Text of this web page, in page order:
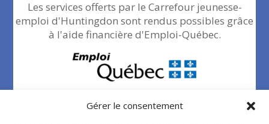
Gérer le consentement
Les services offerts par le Carrefour jeunesse-
emploi d'Huntingdon sont rendus possibles grâce
à l'aide financière d'Emploi-Québec.